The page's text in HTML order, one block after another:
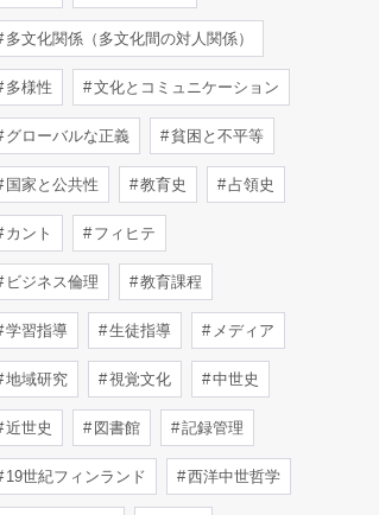
多文化関係（多文化間の対人関係）
多様性 文化とコミュニケーション
グローバルな正義 貧困と不平等
国家と公共性 教育史 占領史
カント フィヒテ
ビジネス倫理 教育課程
学習指導 生徒指導 メディア
地域研究 視覚文化 中世史
近世史 図書館 記録管理
19世紀フィンランド 西洋中世哲学